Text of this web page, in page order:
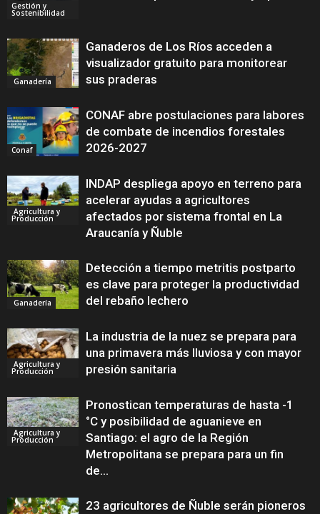
Gestión y
Sostenibilidad
Ganadería
Ganaderos de Los Ríos acceden a
visualizador gratuito para monitorear
sus praderas
Conaf
CONAF abre postulaciones para labores
de combate de incendios forestales
2026-2027
Agricultura y
Producción
INDAP despliega apoyo en terreno para
acelerar ayudas a agricultores
afectados por sistema frontal en La
Araucanía y Ñuble
Ganadería
Detección a tiempo metritis postparto
es clave para proteger la productividad
del rebaño lechero
Agricultura y
Producción
La industria de la nuez se prepara para
una primavera más lluviosa y con mayor
presión sanitaria
Agricultura y
Producción
Pronostican temperaturas de hasta -1
°C y posibilidad de aguanieve en
Santiago: el agro de la Región
Metropolitana se prepara para un fin
de...
23 agricultores de Ñuble serán pioneros